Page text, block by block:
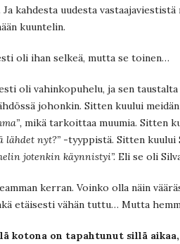
kahdesta uudesta
kuuntelin.
oli ihan selkeä, mutta se toinen…
oli vahinkopuhelu, ja sen
johonkin. Sitten kuului meidän
mikä tarkoittaa muumia. Sitten
lähdet nyt?” -tyyppistä. Sitten kuului
jotenkin käynnistyi”. Eli se oli
kerran. Voinko olla näin
etäisesti vähän tuttu… Mutta
kotona on tapahtunut sillä aikaa,